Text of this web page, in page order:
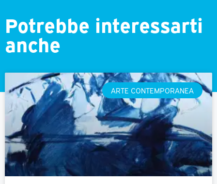
Potrebbe interessarti
anche
ARTE CONTEMPORANEA